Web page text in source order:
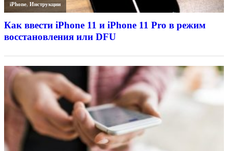
iPhone,Инструкции
Как ввести iPhone 11 и iPhone 11 Pro в режим
восстановления или DFU